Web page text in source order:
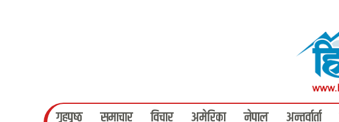
गृहपृष्‍ठ समाचार विचार अमेरिका नेपाल अन्तर्वार्ता